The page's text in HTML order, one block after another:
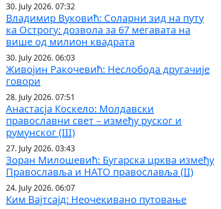
30. July 2026. 07:32
Владимир Вуковић: Соларни зид на путу
ка Острогу: дозвола за 67 мегавата на
више од милион квадрата
30. July 2026. 06:03
Живојин Ракочевић: Неслобода другачије
говори
28. July 2026. 07:51
Анастасја Коскело: Молдавски
православни свет – између руског и
румунског (III)
27. July 2026. 03:43
Зоран Милошевић: Бугарска црква између
Православља и НАТО православља (II)
24. July 2026. 06:07
Ким Вајтсајд: Неочекивано путовање